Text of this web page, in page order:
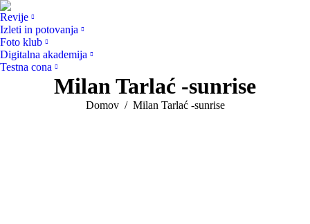
Revije
Izleti in potovanja
Foto klub
Digitalna akademija
Testna cona
Milan Tarlać -sunrise
You are here:
Domov Milan Tarlać -sunrise